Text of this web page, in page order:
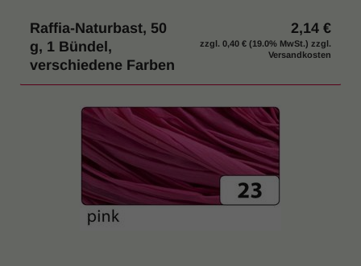
Raffia-Naturbast, 50
g, 1 Bündel,
verschiedene Farben
2,14 €
zzgl. 0,40 € (19.0% MwSt.) zzgl.
Versandkosten